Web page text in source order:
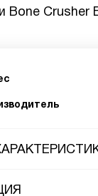
Bone Crusher